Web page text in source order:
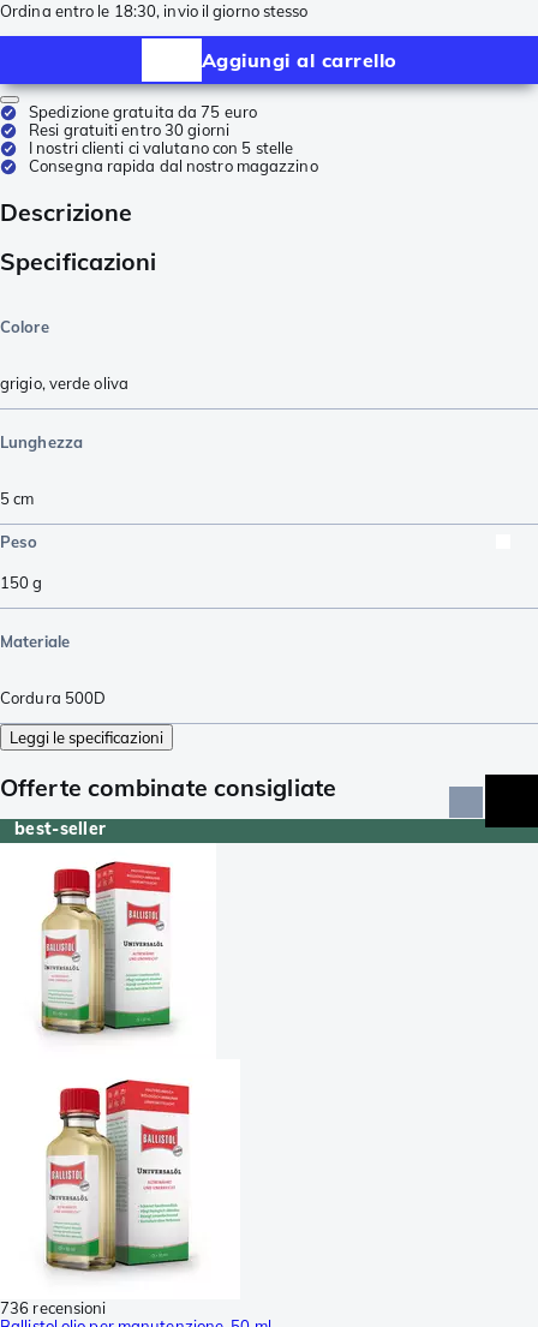
Ordina entro le 18:30, invio il giorno stesso
Aggiungi al carrello
Spedizione gratuita da 75 euro
Resi gratuiti entro 30 giorni
I nostri clienti ci valutano con 5 stelle
Consegna rapida dal nostro magazzino
Descrizione
Specificazioni
Colore
grigio, verde oliva
Lunghezza
5cm
Peso
150g
Materiale
Cordura 500D
Leggi le specificazioni
Offerte combinate consigliate
best-seller
736 recensioni